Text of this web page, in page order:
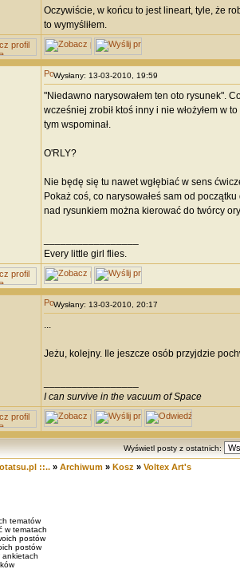
Oczywiście, w końcu to jest lineart, tyle, że
to wymyśliłem.
Wysłany: 13-03-2010, 19:59
"Niedawno narysowałem ten oto rysunek".
wcześniej zrobił ktoś inny i nie włożyłem w
tym wspominał.
O'RLY?
Nie będę się tu nawet wgłębiać w sens
Pokaż coś, co narysowałeś sam od
nad rysunkiem można kierować do twórcy
Every little girl flies.
Wysłany: 13-03-2010, 20:17
...
Jeżu, kolejny. Ile jeszcze osób przyjdzie
I can survive in the vacuum of Space
Wyświetl posty z ostatnich:
::..» Archiwum» Kosz » Voltex Art's
tematów
w tematach
postów
postów
ankietach